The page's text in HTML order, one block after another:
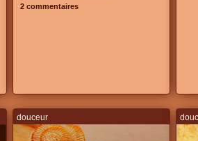
2 commentaires
douceur